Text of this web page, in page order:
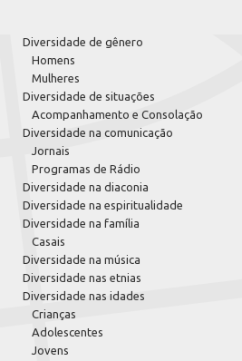
Diversidade de gênero
Homens
Mulheres
Diversidade de situações
Acompanhamento e Consolação
Diversidade na comunicação
Jornais
Programas de Rádio
Diversidade na diaconia
Diversidade na espiritualidade
Diversidade na família
Casais
Diversidade na música
Diversidade nas etnias
Diversidade nas idades
Crianças
Adolescentes
Jovens